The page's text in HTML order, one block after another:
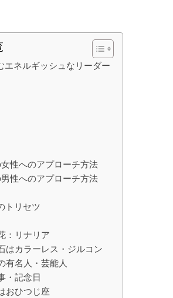
エネルギッシュなリーダー
性へのアプローチ方法
性へのアプローチ方法
トリセツ
：リナリア
はカラーレス・ジルコン
有名人・芸能人
・記念日
おひつじ座